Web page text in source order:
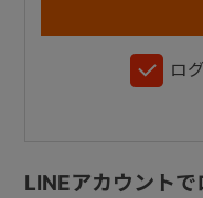
ロ
LINEアカウントで